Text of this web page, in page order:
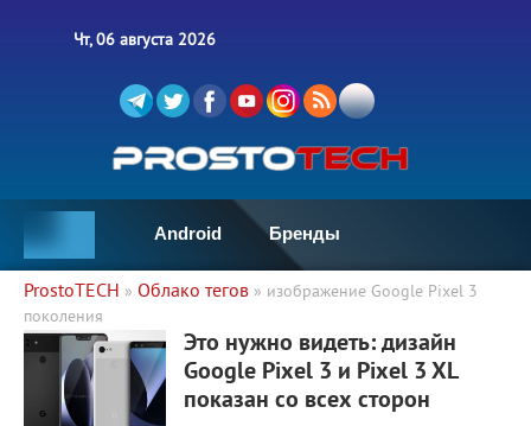
Чт, 06 августа 2026
Android Бренды
ProstoTECH » Облако тегов » изображение Google Pixel 3
поколения
4 513
Это нужно видеть: дизайн
Google Pixel 3 и Pixel 3 XL
показан со всех сторон